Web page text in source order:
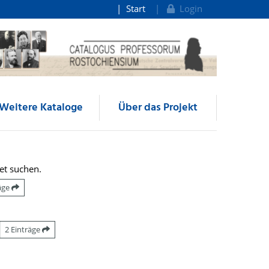
Start Login
Kataloge Über das Projekt
suchen.
2 Einträge